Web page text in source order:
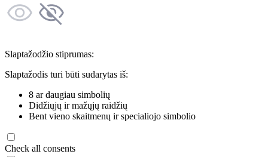
Slaptažodžio stiprumas:
Slaptažodis turi būti sudarytas iš:
8 ar daugiau simbolių
Didžiųjų ir mažųjų raidžių
Bent vieno skaitmenų ir specialiojo simbolio
Check all consents